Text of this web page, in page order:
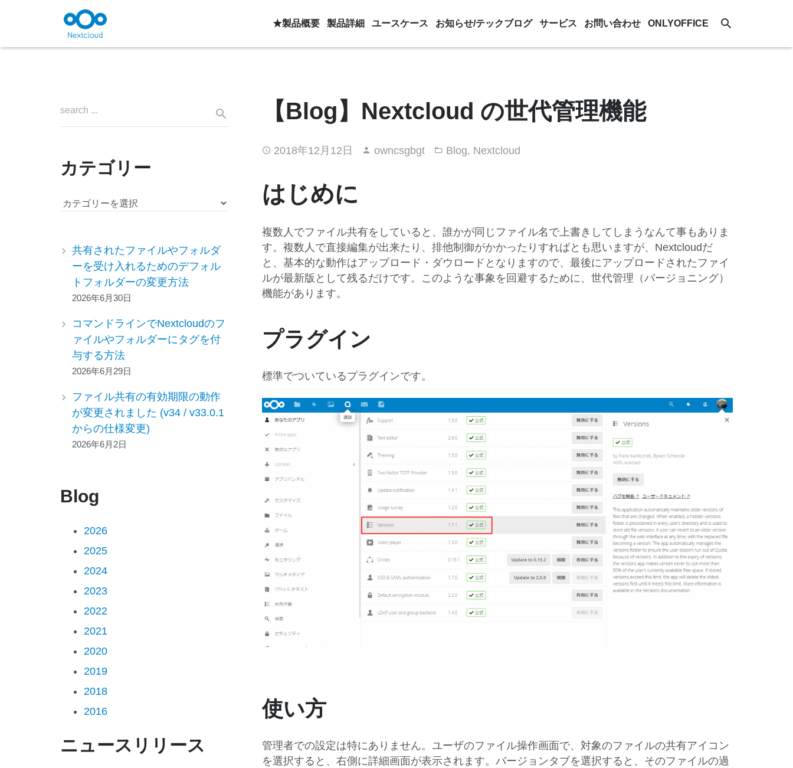
★製品概要 製品詳細 ユースケース お知らせ/テックブログ サービス お問い合わせ ONLYOFFICE
【Blog】Nextcloud の世代管理機能
2018年12月12日 owncsgbgt Blog, Nextcloud
はじめに
複数人でファイル共有をしていると、誰かが同じファイル名で上書きしてしまうなんて事もありま
す。複数人で直接編集が出来たり、排他制御がかかったりすればとも思いますが、Nextcloudだ
と、基本的な動作はアップロード・ダウロードとなりますので、最後にアップロードされたファイ
ルが最新版として残るだけです。このような事象を回避するために、世代管理（バージョニング）
機能があります。
プラグイン
標準でついているプラグインです。
使い方
管理者での設定は特にありません。ユーザのファイル操作画面で、対象のファイルの共有アイコン
を選択すると、右側に詳細画面が表示されます。バージョンタブを選択すると、そのファイルの過
カテゴリー
カ
リ 共有されたファイルやフォルダ
ーを受け入れるためのデフォル
トフォルダーの変更方法
2026年6月30日
コマンドラインでNextcloudのフ
ァイルやフォルダーにタグを付
与する方法
2026年6月29日
ファイル共有の有効期限の動作
が変更されました (v34 / v33.0.1
からの仕様変更)
2026年6月2日
Blog
2026
2025
2024
2023
2022
2021
2020
2019
2018
2016
ニュースリリース